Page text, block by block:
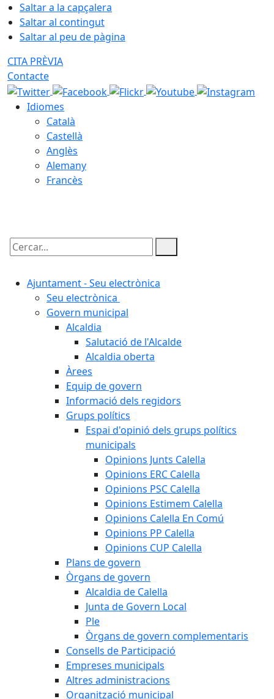
Saltar a la capçalera
Saltar al contingut
Saltar al peu de pàgina
CITA PRÈVIA
Contacte
Idiomes
Català
Castellà
Anglès
Alemany
Francès
Cercar:
Ajuntament - Seu electrònica
Seu electrònica
Govern municipal
Alcaldia
Salutació de l'Alcalde
Alcaldia oberta
Àrees
Equip de govern
Informació dels regidors
Grups polítics
Espai d'opinió dels grups polítics
municipals
Opinions Junts Calella
Opinions ERC Calella
Opinions PSC Calella
Opinions Estimem Calella
Opinions Calella En Comú
Opinions PP Calella
Opinions CUP Calella
Plans de govern
Òrgans de govern
Alcaldia de Calella
Junta de Govern Local
Ple
Òrgans de govern complementaris
Consells de Participació
Empreses municipals
Altres administracions
Organització municipal